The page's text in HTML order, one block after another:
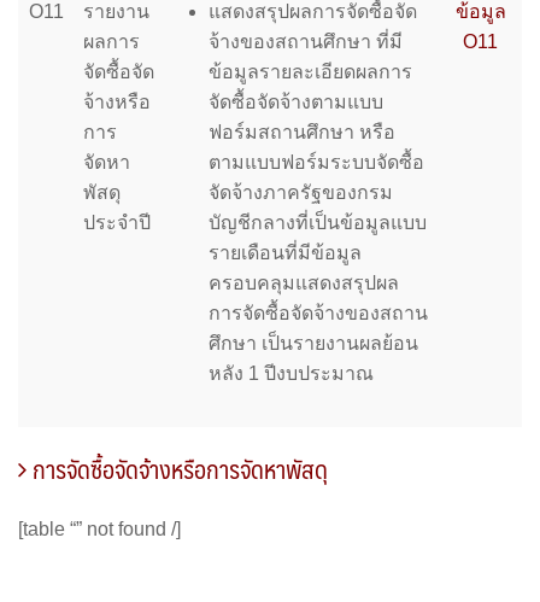
O11
รายงาน
ผลการ
จัดซื้อจัด
จ้างหรือ
การ
จัดหา
พัสดุ
ประจำปี
แสดงสรุปผลการจัดซื้อจัด
จ้างของสถานศึกษา ที่มี
ข้อมูลรายละเอียดผลการ
จัดซื้อจัดจ้างตามแบบ
ฟอร์มสถานศึกษา หรือ
ตามแบบฟอร์มระบบจัดซื้อ
จัดจ้างภาครัฐของกรม
บัญชีกลางที่เป็นข้อมูลแบบ
รายเดือนที่มีข้อมูล
ครอบคลุมแสดงสรุปผล
การจัดซื้อจัดจ้างของสถาน
ศึกษา เป็นรายงานผลย้อน
หลัง 1 ปีงบประมาณ
ข้อมูล
O11
การจัดซื้อจัดจ้างหรือการจัดหาพัสดุ
[table “” not found /]